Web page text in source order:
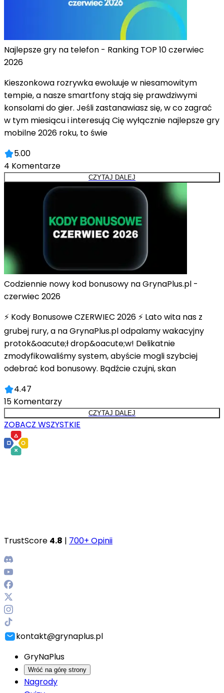
Najlepsze gry na telefon - Ranking TOP 10 czerwiec
2026
Kieszonkowa rozrywka ewoluuje w niesamowitym
tempie, a nasze smartfony stają się prawdziwymi
konsolami do gier. Jeśli zastanawiasz się, w co zagrać
w tym miesiącu i interesują Cię wyłącznie najlepsze gry
mobilne 2026 roku, to świe
5.00
4 Komentarze
CZYTAJ DALEJ
Codziennie nowy kod bonusowy na GrynaPlus.pl -
czerwiec 2026
⚡ Kody Bonusowe CZERWIEC 2026 ⚡ Lato wita nas z
grubej rury, a na GrynaPlus.pl odpalamy wakacyjny
protok&oacute;ł drop&oacute;w! Delikatnie
zmodyfikowaliśmy system, abyście mogli szybciej
odebrać kod bonusowy. Bądźcie czujni, skan
4.47
15 Komentarzy
CZYTAJ DALEJ
ZOBACZ WSZYSTKIE
TrustScore 4.8 | 700+ Opinii
kontakt@grynaplus.pl
GryNaPlus
Wróć na górę strony
Nagrody